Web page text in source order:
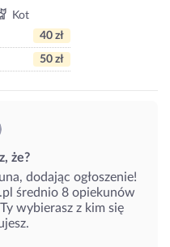
Kot
40 zł
50 zł
że?
dodając ogłoszenie!
średnio 8 opiekunów
wybierasz z kim się